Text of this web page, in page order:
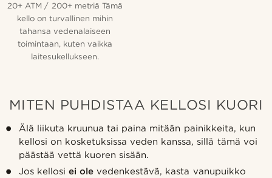
20+ ATM / 200+ metriä Tämä
kello on turvallinen mihin
tahansa vedenalaiseen
toimintaan, kuten vaikka
laitesukellukseen.
MITEN PUHDISTAA KELLOSI KUORI
Älä liikuta kruunua tai paina mitään painikkeita, kun
kellosi on kosketuksissa veden kanssa, sillä tämä voi
päästää vettä kuoren sisään.
Jos kellosiei ole vedenkestävä, kasta vanupuikko